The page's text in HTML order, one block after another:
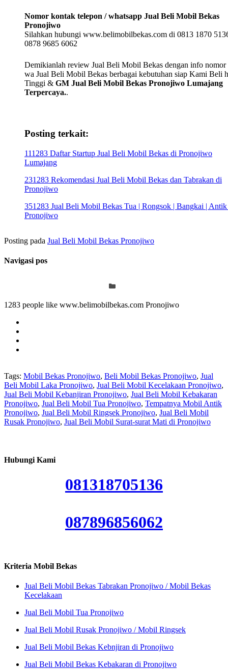
Nomor kontak telepon / whatsapp Jual Beli Mobil Bekas
Pronojiwo
Silahkan hubungi www.belimobilbekas.com di 0813 1870
0878 9685 6062
Demikianlah review Jual Beli Mobil Bekas dengan info nomor
wa Jual Beli Mobil Bekas berbagai kebutuhan siap Kami Beli
Tinggi & GM Jual Beli Mobil Bekas Pronojiwo Lumajang
Terpercaya..
Posting terkait:
111283 Daftar Startup Jual Beli Mobil Bekas di Pronojiwo
Lumajang
231283 Rekomendasi Jual Beli Mobil Bekas dan Tabrakan di
Pronojiwo
351283 Jual Beli Mobil Bekas Tua | Rongsok | Bangkai |
Pronojiwo
Posting pada Jual Beli Mobil Bekas Pronojiwo
Navigasi pos
1283 people like www.belimobilbekas.com Pronojiwo
Tags: Mobil Bekas Pronojiwo, Beli Mobil Bekas Pronojiwo, Jual
Beli Mobil Laka Pronojiwo, Jual Beli Mobil Kecelakaan Pronojiwo,
Jual Beli Mobil Kebanjiran Pronojiwo, Jual Beli Mobil Kebakaran
Pronojiwo, Jual Beli Mobil Tua Pronojiwo, Tempatnya Mobil Antik
Pronojiwo, Jual Beli Mobil Ringsek Pronojiwo, Jual Beli Mobil
Rusak Pronojiwo, Jual Beli Mobil Surat-surat Mati di Pronojiwo
Hubungi Kami
081318705136
087896856062
Kriteria Mobil Bekas
Jual Beli Mobil Bekas Tabrakan Pronojiwo / Mobil Bekas
Kecelakaan
Jual Beli Mobil Tua Pronojiwo
Jual Beli Mobil Rusak Pronojiwo / Mobil Ringsek
Jual Beli Mobil Bekas Kebnjiran di Pronojiwo
Jual Beli Mobil Bekas Kebakaran di Pronojiwo